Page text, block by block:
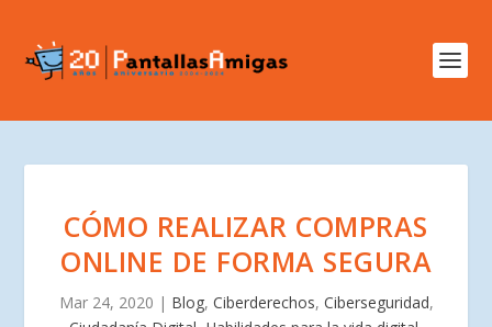
CÓMO REALIZAR COMPRAS
ONLINE DE FORMA SEGURA
Mar 24, 2020 | Blog, Ciberderechos, Ciberseguridad,